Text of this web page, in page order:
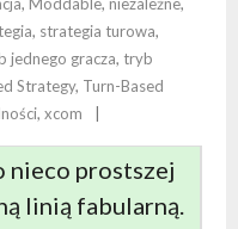
, Moddable, niezależne,
, strategia turowa,
jednego gracza, tryb
Strategy, Turn-Based
, xcom
nieco prostszej
linią fabularną.